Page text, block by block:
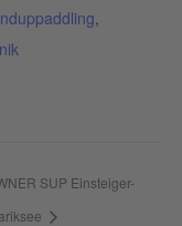
,
SUP Einsteiger-